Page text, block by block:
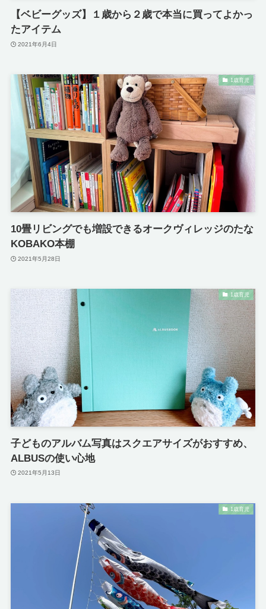
【ベビーグッズ】１歳から２歳で本当に買ってよかっ
たアイテム
2021年6月4日
1歳育児
10畳リビングでも増設できるオークヴィレッジのたな
KOBAKO本棚
2021年5月28日
1歳育児
子どものアルバム写真はスクエアサイズがおすすめ、
ALBUSの使い心地
2021年5月13日
1歳育児